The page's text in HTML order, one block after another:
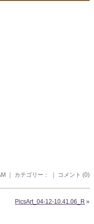
｜ カテゴリー： ｜ コメント (0)
PicsArt_04-12-10.41.06_R »